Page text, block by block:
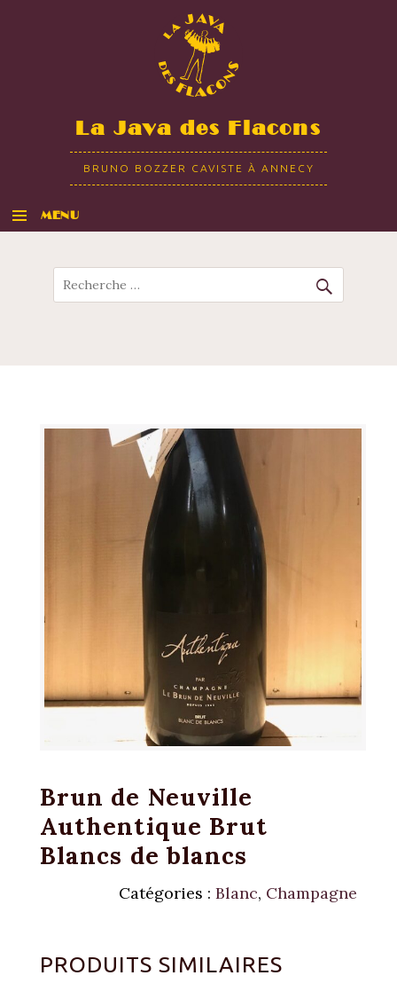
La Java des Flacons
BRUNO BOZZER CAVISTE À ANNECY
MENU
Recherche
Brun de Neuville
Authentique Brut
Blancs de blancs
Catégories : Blanc, Champagne
PRODUITS SIMILAIRES